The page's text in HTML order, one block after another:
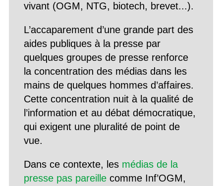
vivant (OGM, NTG, biotech, brevet...).
L’accaparement d’une grande part des
aides publiques à la presse par
quelques groupes de presse renforce
la concentration des médias dans les
mains de quelques hommes d’affaires.
Cette concentration nuit à la qualité de
l’information et au débat démocratique,
qui exigent une pluralité de point de
vue.
Dans ce contexte, les médias de la
presse pas pareillecomme Inf’OGM,